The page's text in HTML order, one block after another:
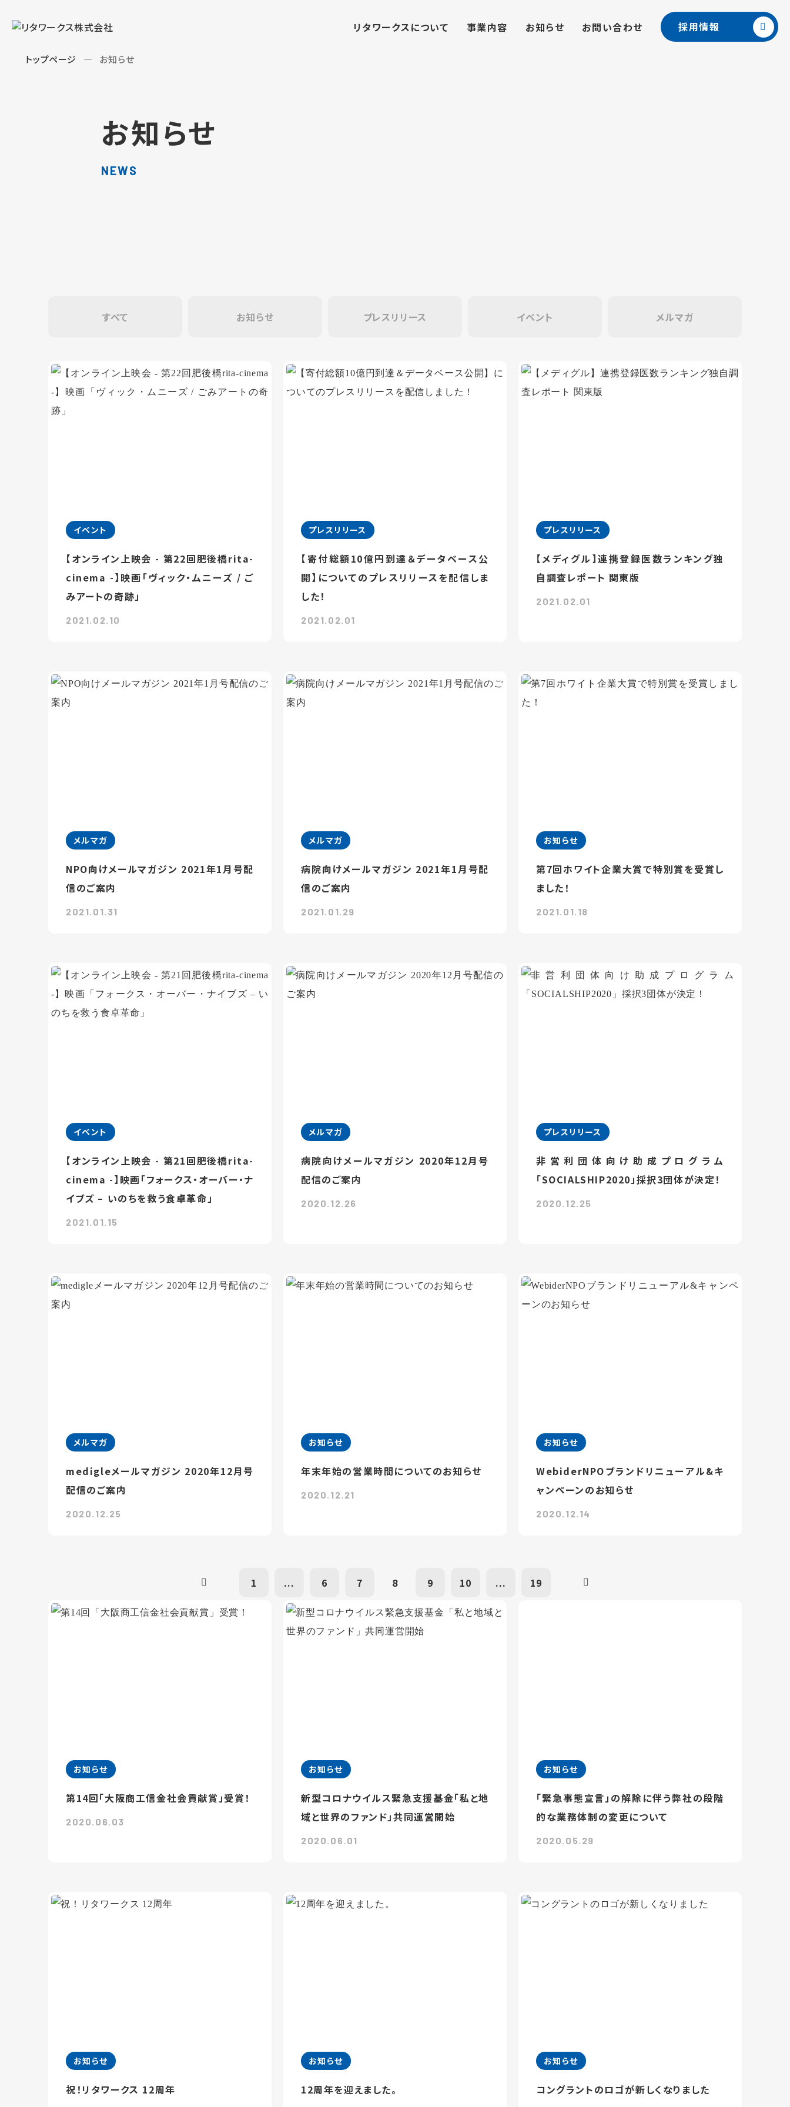
リタワークスについて 事業内容 お知らせ お問い合わせ 採用情報
トップページ お知らせ
お知らせ
NEWS
すべて お知らせ プレスリリース イベント メルマガ
イベント
【オンライン上映会 - 第22回肥後橋rita-
cinema -】映画「ヴィック・ムニーズ / ご
みアートの奇跡」
2021.02.10
プレスリリース
【寄付総額10億円到達＆データベース公
開】についてのプレスリリースを配信しま
した！
2021.02.01
プレスリリース
【メディグル】連携登録医数ランキング独
⾃調査レポート 関東版
2021.02.01
メルマガ
NPO向けメールマガジン 2021年1月号配
信のご案内
2021.01.31
メルマガ
病院向けメールマガジン 2021年1月号配
信のご案内
2021.01.29
お知らせ
第7回ホワイト企業大賞で特別賞を受賞し
ました！
2021.01.18
イベント
【オンライン上映会 - 第21回肥後橋rita-
cinema -】映画「フォークス・オーバー・ナ
イブズ – いのちを救う食卓革命」
2021.01.15
メルマガ
病院向けメールマガジン 2020年12月号
配信のご案内
2020.12.26
プレスリリース
非営利団体向け助成プログラム
「SOCIALSHIP2020」採択3団体が決定！
2020.12.25
メルマガ
medigleメールマガジン 2020年12月号
配信のご案内
2020.12.25
お知らせ
年末年始の営業時間についてのお知らせ
2020.12.21
お知らせ
WebiderNPOブランドリニューアル&キ
ャンペーンのお知らせ
2020.12.14
1 ... 6 7 8 9 10 ... 19
お知らせ
第14回「大阪商工信金社会貢献賞」受賞！
2020.06.03
お知らせ
新型コロナウイルス緊急支援基金「私と地
域と世界のファンド」共同運営開始
2020.06.01
お知らせ
「緊急事態宣言」の解除に伴う弊社の段階
的な業務体制の変更について
2020.05.29
お知らせ
祝！リタワークス 12周年
お知らせ
12周年を迎えました。
お知らせ
コングラントのロゴが新しくなりました